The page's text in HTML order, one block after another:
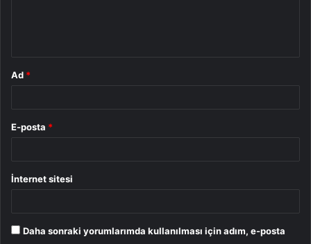
Ad *
E-posta *
İnternet sitesi
Daha sonraki yorumlarımda kullanılması için adım, e-posta